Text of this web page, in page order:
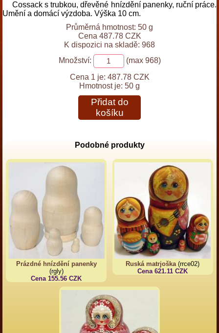
Cossack s trubkou, dřevěné hnízdění panenky, ruční práce.
Umění a domácí výzdoba. Výška 10 cm.
Průměrná hmotnost: 50 g
Cena 487.78 CZK
K dispozici na skladě: 968
Množství:
(max 968)
Cena 1 je: 487.78 CZK
Hmotnost je: 50 g
Přidat do
košíku
Podobné produkty
Prázdné hnízdění panenky
(rgly)
Cena 155.56 CZK
Ruská matrjoška(rrce02)
Cena 621.11 CZK